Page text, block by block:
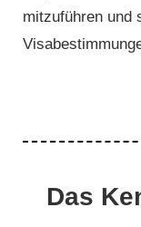
mitzuführen und
Das